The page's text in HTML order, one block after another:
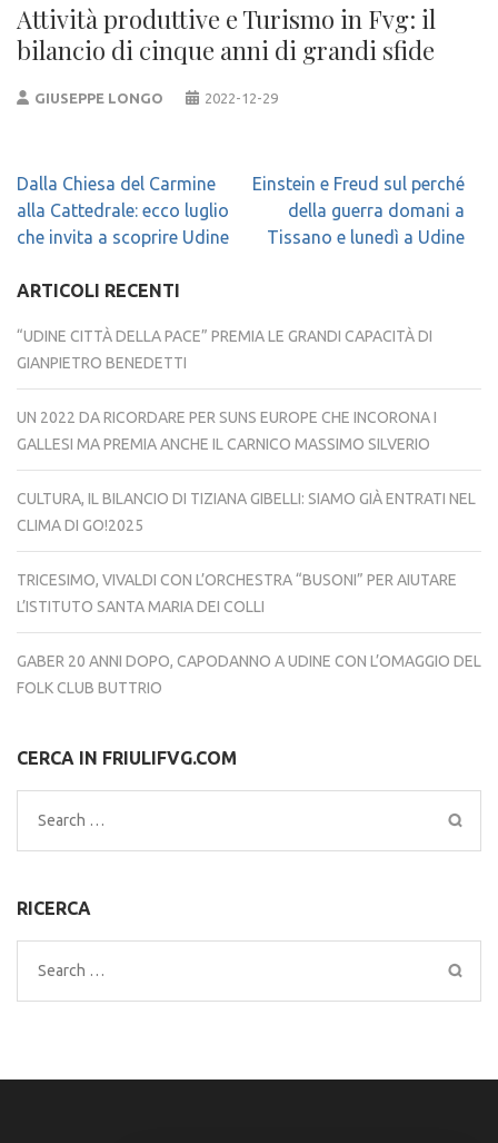
Attività produttive e Turismo in Fvg: il
bilancio di cinque anni di grandi sfide
GIUSEPPE LONGO 2022-12-29
Navigazione
articoli
Dalla Chiesa del Carmine
alla Cattedrale: ecco luglio
che invita a scoprire Udine
Einstein e Freud sul perché
della guerra domani a
Tissano e lunedì a Udine
ARTICOLI RECENTI
“UDINE CITTÀ DELLA PACE” PREMIA LE GRANDI CAPACITÀ DI
GIANPIETRO BENEDETTI
UN 2022 DA RICORDARE PER SUNS EUROPE CHE INCORONA I
GALLESI MA PREMIA ANCHE IL CARNICO MASSIMO SILVERIO
CULTURA, IL BILANCIO DI TIZIANA GIBELLI: SIAMO GIÀ ENTRATI NEL
CLIMA DI GO!2025
TRICESIMO, VIVALDI CON L’ORCHESTRA “BUSONI” PER AIUTARE
L’ISTITUTO SANTA MARIA DEI COLLI
GABER 20 ANNI DOPO, CAPODANNO A UDINE CON L’OMAGGIO DEL
FOLK CLUB BUTTRIO
CERCA IN FRIULIFVG.COM
Search
for:
RICERCA
Search
for: